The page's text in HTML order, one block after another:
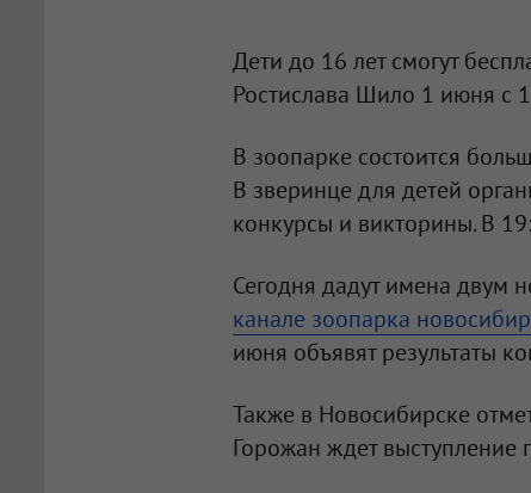
Дети до 16 лет смогут
Ростислава Шило 1 июня с
В зоопарке состоится
В зверинце для детей
конкурсы и викторины. В
Сегодня дадут имена двум
канале зоопарка
июня объявят результаты
Также в Новосибирске
Горожан ждет выступление